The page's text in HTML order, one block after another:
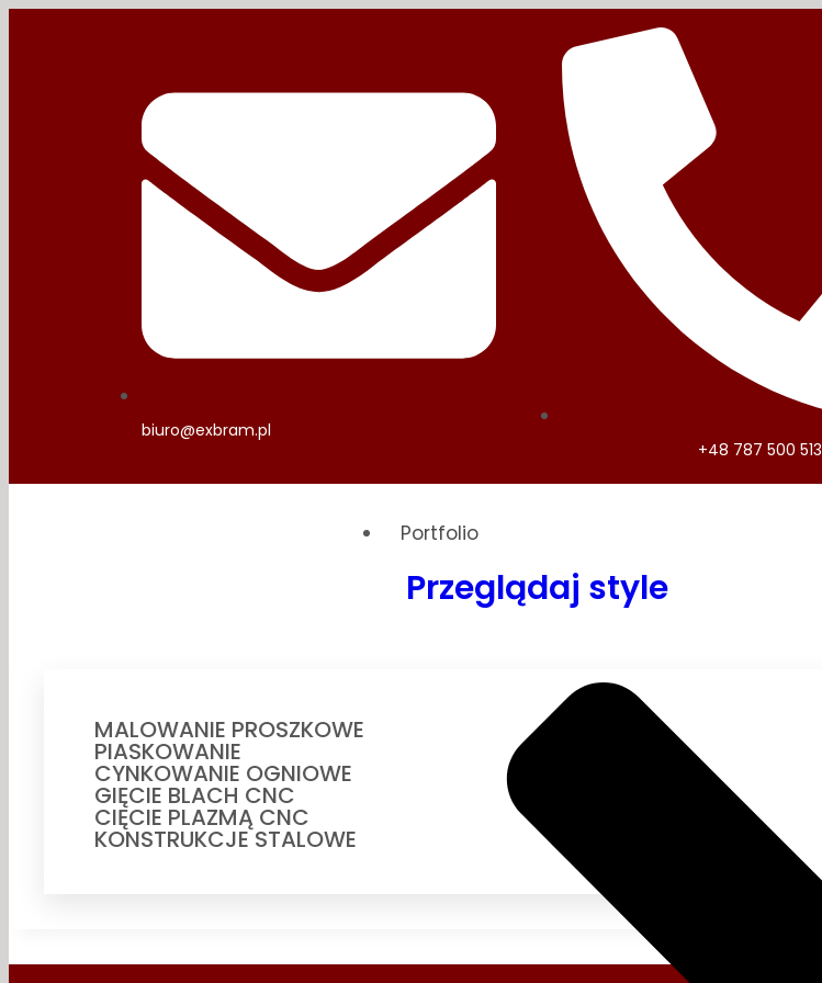
biuro@exbram.pl
+48 787 500 513
Portfolio
Przeglądaj style
MALOWANIE PROSZKOWE
PIASKOWANIE
CYNKOWANIE OGNIOWE
GIĘCIE BLACH CNC
CIĘCIE PLAZMĄ CNC
KONSTRUKCJE STALOWE